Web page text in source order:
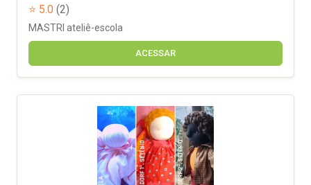
⭐ 5.0 (2)
MASTRI ateliê-escola
ACESSAR